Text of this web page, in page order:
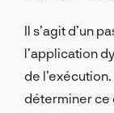
Il s’agit d’un
l’application
de
déterminer ce